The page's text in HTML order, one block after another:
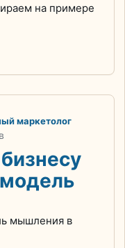
на примере
маркетолог
мышления в